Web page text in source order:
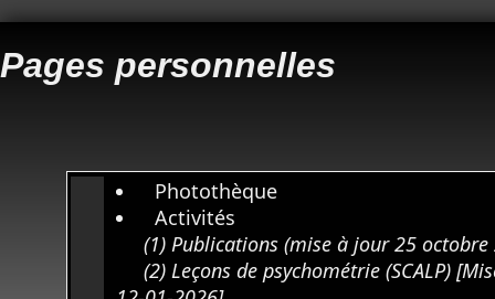
Pages personnelles
Photothèque
Activités
(1) Publications (mise à jour 25 octobre
(2) Leçons de psychométrie (SCALP)